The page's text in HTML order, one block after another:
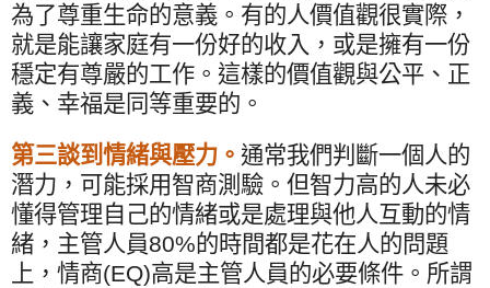
為了尊重生命的意義。有的人價值觀很實際，
就是能讓家庭有一份好的收入，或是擁有一份
穩定有尊嚴的工作。這樣的價值觀與公平、正
義、幸福是同等重要的。
第三談到情緒與壓力。 通常我們判斷一個人的
潛力，可能採用智商測驗。但智力高的人未必
懂得管理自己的情緒或是處理與他人互動的情
緒，主管人員80%的時間都是花在人的問題
上，情商(EQ)高是主管人員的必要條件。所謂